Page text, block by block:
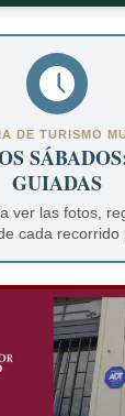
DE TURISMO
GUIADAS
ver las fotos,
cada recorrido